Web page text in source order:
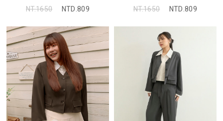
NT.1650
NTD.809
NT.1650
NTD.809